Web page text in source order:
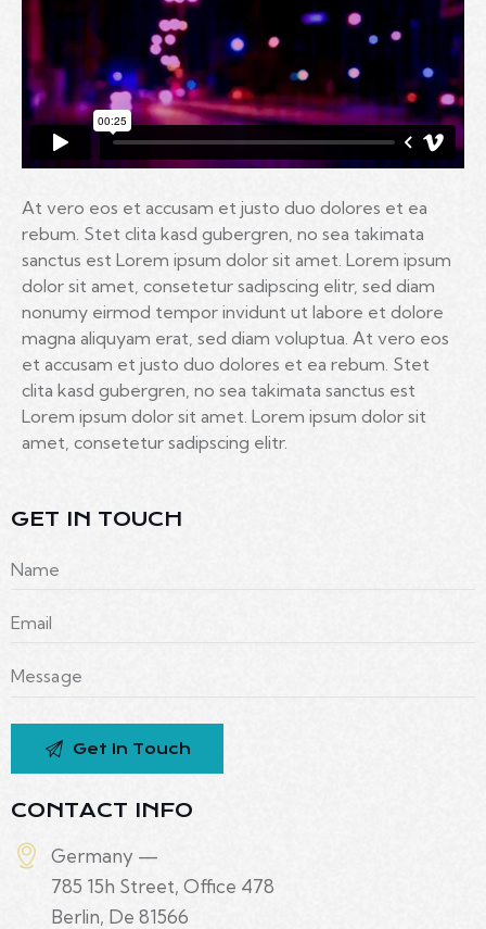
At vero eos et accusam et justo duo dolores et ea
rebum. Stet clita kasd gubergren, no sea takimata
sanctus est Lorem ipsum dolor sit amet. Lorem ipsum
dolor sit amet, consetetur sadipscing elitr, sed diam
nonumy eirmod tempor invidunt ut labore et dolore
magna aliquyam erat, sed diam voluptua. At vero eos
et accusam et justo duo dolores et ea rebum. Stet
clita kasd gubergren, no sea takimata sanctus est
Lorem ipsum dolor sit amet. Lorem ipsum dolor sit
amet, consetetur sadipscing elitr.
GET IN TOUCH
CONTACT INFO
Germany —
785 15h Street, Office 478
Berlin, De 81566